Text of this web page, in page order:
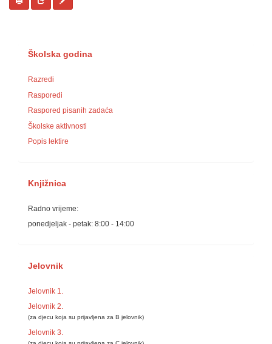
Školska godina
Razredi
Rasporedi
Raspored pisanih zadaća
Školske aktivnosti
Popis lektire
Knjižnica
Radno vrijeme:
ponedjeljak - petak: 8:00 - 14:00
Jelovnik
Jelovnik 1.
Jelovnik 2.
(za djecu koja su prijavljena za B jelovnik)
Jelovnik 3.